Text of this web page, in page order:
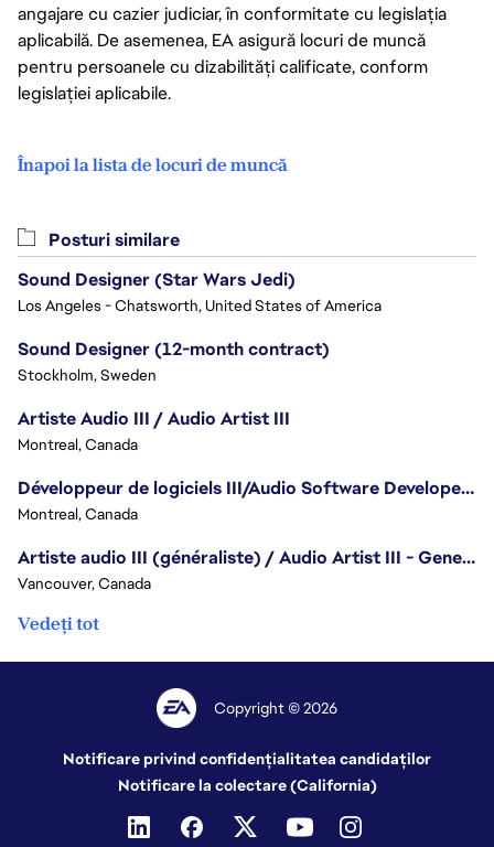
angajare cu cazier judiciar, în conformitate cu legislația
aplicabilă. De asemenea, EA asigură locuri de muncă
pentru persoanele cu dizabilități calificate, conform
legislației aplicabile.
Înapoi la lista de locuri de muncă
Posturi similare
Sound Designer (Star Wars Jedi)
Los Angeles - Chatsworth, United States of America
Sound Designer (12-month contract)
Stockholm, Sweden
Artiste Audio III / Audio Artist III
Montreal, Canada
Développeur de logiciels III/Audio Software Developer III - Battlefield
Montreal, Canada
Artiste audio III (généraliste) / Audio Artist III - Generalist
Vancouver, Canada
Vedeți tot
Copyright © 2026
Notificare privind confidențialitatea candidaților
Notificare la colectare (California)